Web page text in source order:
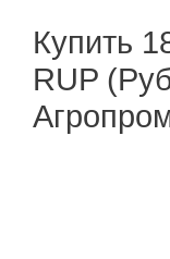
Купить
RUP